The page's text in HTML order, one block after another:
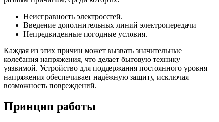
Неисправность электросетей.
Введение дополнительных линий электропередачи.
Непредвиденные погодные условия.
Каждая из этих причин может вызвать значительные
колебания напряжения, что делает бытовую технику
уязвимой. Устройство для поддержания постоянного уровня
напряжения обеспечивает надёжную защиту, исключая
возможность повреждений.
Принцип работы